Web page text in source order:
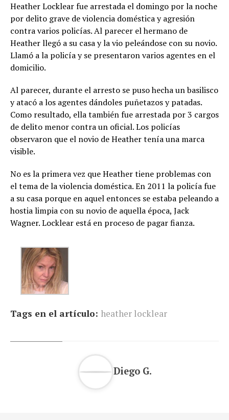
Heather Locklear fue arrestada el domingo por la noche
por delito grave de violencia doméstica y agresión
contra varios policías. Al parecer el hermano de
Heather llegó a su casa y la vio peleándose con su novio.
Llamó a la policía y se presentaron varios agentes en el
domicilio.
Al parecer, durante el arresto se puso hecha un basilisco
y atacó a los agentes dándoles puñetazos y patadas.
Como resultado, ella también fue arrestada por 3 cargos
de delito menor contra un oficial. Los policías
observaron que el novio de Heather tenía una marca
visible.
No es la primera vez que Heather tiene problemas con
el tema de la violencia doméstica. En 2011 la policía fue
a su casa porque en aquel entonces se estaba peleando a
hostia limpia con su novio de aquella época, Jack
Wagner. Locklear está en proceso de pagar fianza.
Tags en el artículo: heather locklear
Diego G.